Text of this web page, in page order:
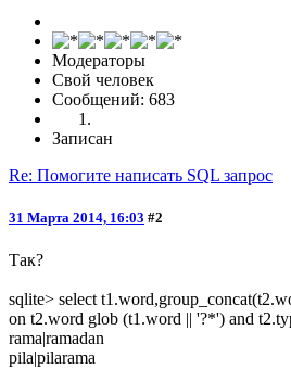
Модераторы
Свой человек
Сообщений: 683
Записан
Re: Помогите написать SQL запрос
31 Марта 2014, 16:03 #2
Так?
sqlite> select
on t2.word glob (t1.word || '?*') and
rama|ramadan
pila|pilarama